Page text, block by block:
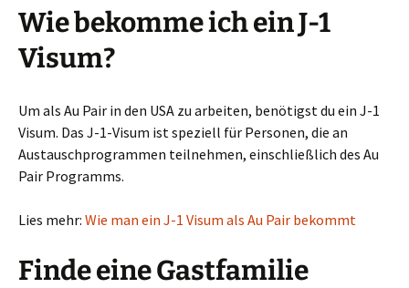
Wie bekomme ich ein J-1
Visum?
Um als Au Pair in den USA zu arbeiten, benötigst du ein J-1
Visum. Das J-1-Visum ist speziell für Personen, die an
Austauschprogrammen teilnehmen, einschließlich des Au
Pair Programms.
Lies mehr: Wie man ein J-1 Visum als Au Pair bekommt
Finde eine Gastfamilie